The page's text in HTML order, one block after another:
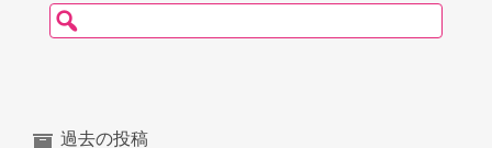
検索:
過去の投稿